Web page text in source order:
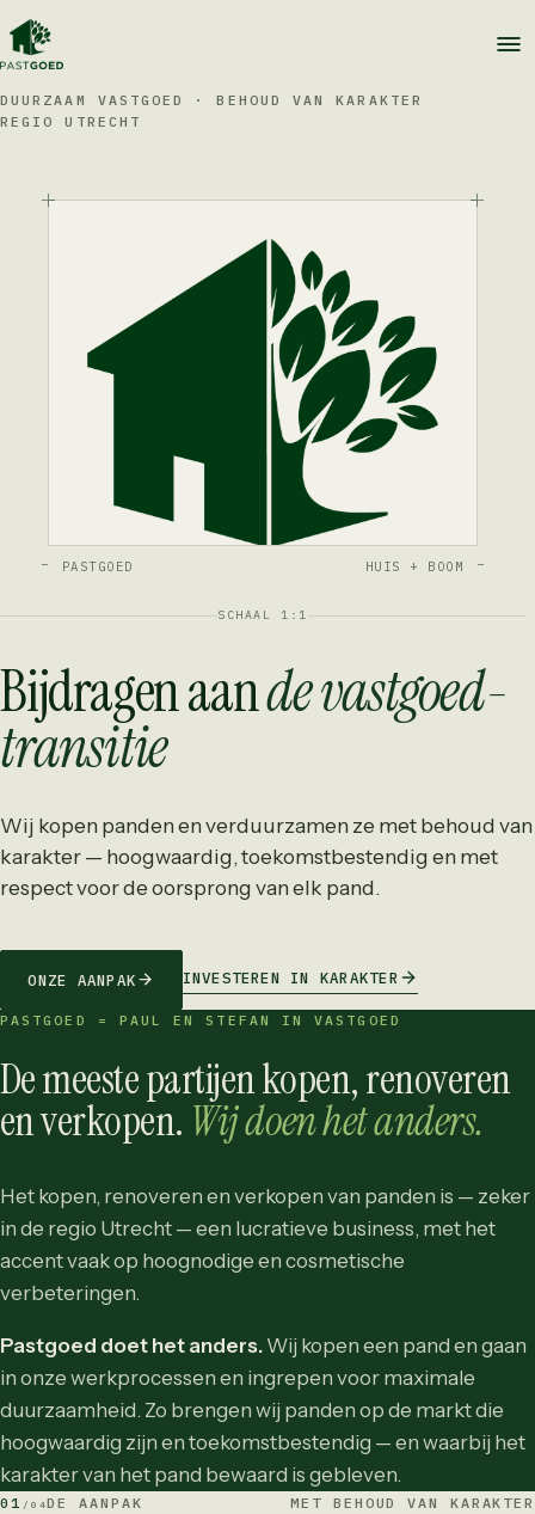
DUURZAAM VASTGOED · BEHOUD VAN KARAKTER
REGIO UTRECHT
Bijdragen aande vastgoed­
transitie
Wij kopen panden en verduurzamen ze met behoud van
karakter — hoogwaardig, toekomstbestendig en met
respect voor de oorsprong van elk pand.
ONZE AANPAK INVESTEREN IN KARAKTER
PASTGOED HUIS + BOOM
SCHAAL 1:1
PASTGOED = PAUL EN STEFAN IN VASTGOED
De meeste partijen kopen, renoveren
en verkopen. Wij doen het anders.
Het kopen, renoveren en verkopen van panden is — zeker
in de regio Utrecht — een lucratieve business, met het
accent vaak op hoognodige en cosmetische
verbeteringen.
Pastgoed doet het anders. Wij kopen een pand en gaan
in onze werkprocessen en ingrepen voor maximale
duurzaamheid. Zo brengen wij panden op de markt die
hoogwaardig zijn en toekomstbestendig — en waarbij het
karakter van het pand bewaard is gebleven.
01 /04DE AANPAK MET BEHOUD VAN KARAKTER